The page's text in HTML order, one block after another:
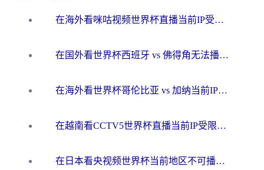
在海外看咪咕视频世界杯直播当前IP受限制？这篇指南帮你搞定所有体育赛事观看难题
在国外看世界杯西班牙 vs 佛得角无法播放？这篇指南帮你解锁所有中文体育直播
在海外看世界杯哥伦比亚 vs 加纳当前IP受限制？这篇指南帮你流畅看中文解说赛事
在越南看CCTV5世界杯直播当前IP受限制？海外党体育观赛终极指南来了
在日本看央视频世界杯当前地区不可播放？海外党体育观赛终极指南